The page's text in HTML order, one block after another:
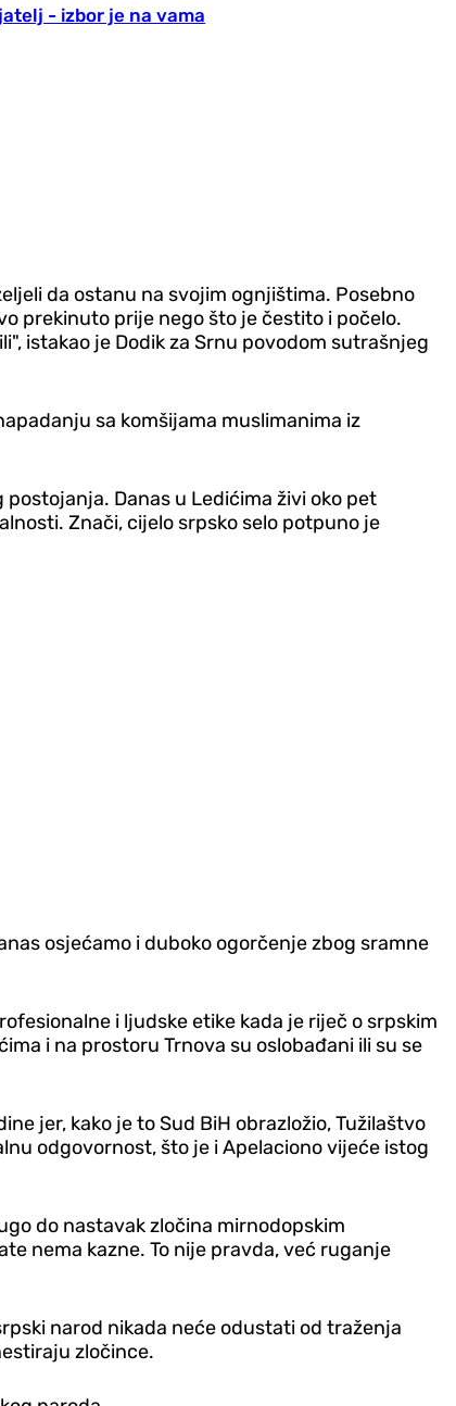
- izbor je na vama
da ostanu na svojim ognjištima. Posebno
prekinuto prije nego što je čestito i počelo.
istakao je Dodik za Srnu povodom sutrašnjeg
sa komšijama muslimanima iz
Danas u Ledićima živi oko pet
Znači, cijelo srpsko selo potpuno je
osjećamo i duboko ogorčenje zbog sramne
i ljudske etike kada je riječ o srpskim
i na prostoru Trnova su oslobađani ili su se
jer, kako je to Sud BiH obrazložio, Tužilaštvo
odgovornost, što je i Apelaciono vijeće istog
do nastavak zločina mirnodopskim
nema kazne. To nije pravda, već ruganje
narod nikada neće odustati od traženja
zločince.